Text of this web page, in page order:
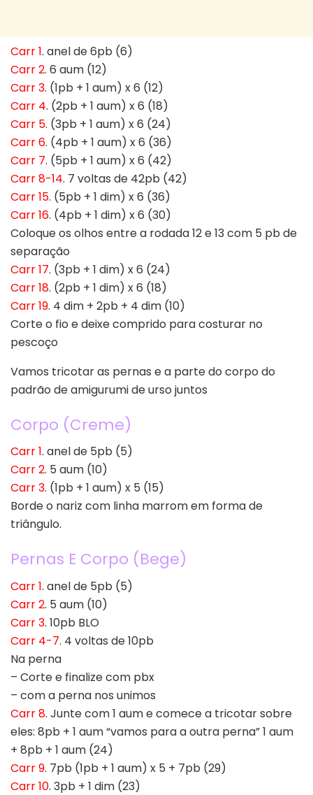
Carr 1. anel de 6pb (6)
Carr 2. 6 aum (12)
Carr 3. (1pb + 1 aum) x 6 (12)
Carr 4. (2pb + 1 aum) x 6 (18)
Carr 5. (3pb + 1 aum) x 6 (24)
Carr 6. (4pb + 1 aum) x 6 (36)
Carr 7. (5pb + 1 aum) x 6 (42)
Carr 8-14. 7 voltas de 42pb (42)
Carr 15. (5pb + 1 dim) x 6 (36)
Carr 16. (4pb + 1 dim) x 6 (30)
Coloque os olhos entre a rodada 12 e 13 com 5 pb de
separação
Carr 17. (3pb + 1 dim) x 6 (24)
Carr 18. (2pb + 1 dim) x 6 (18)
Carr 19. 4 dim + 2pb + 4 dim (10)
Corte o fio e deixe comprido para costurar no
pescoço
Vamos tricotar as pernas e a parte do corpo do
padrão de amigurumi de urso juntos
Corpo (Creme)
Carr 1. anel de 5pb (5)
Carr 2. 5 aum (10)
Carr 3. (1pb + 1 aum) x 5 (15)
Borde o nariz com linha marrom em forma de
triângulo.
Pernas E Corpo (Bege)
Carr 1. anel de 5pb (5)
Carr 2. 5 aum (10)
Carr 3. 10pb BLO
Carr 4-7. 4 voltas de 10pb
Na perna
– Corte e finalize com pbx
– com a perna nos unimos
Carr 8. Junte com 1 aum e comece a tricotar sobre
eles: 8pb + 1 aum “vamos para a outra perna” 1 aum
+ 8pb + 1 aum (24)
Carr 9. 7pb (1pb + 1 aum) x 5 + 7pb (29)
Carr 10. 3pb + 1 dim (23)